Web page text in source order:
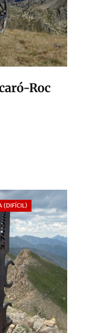
Roc
(DIFÍCIL)